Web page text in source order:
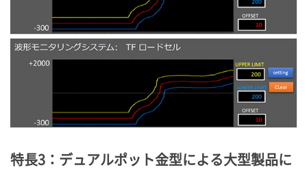
特長3：デュアルポット金型による大型製品に